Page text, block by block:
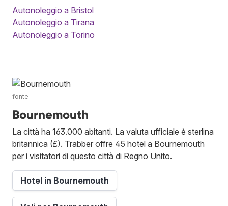
Autonoleggio a Bristol
Autonoleggio a Tirana
Autonoleggio a Torino
fonte
Bournemouth
La città ha 163.000 abitanti. La valuta ufficiale è sterlina
britannica (£). Trabber offre 45 hotel a Bournemouth
per i visitatori di questo città di Regno Unito.
Hotel in Bournemouth